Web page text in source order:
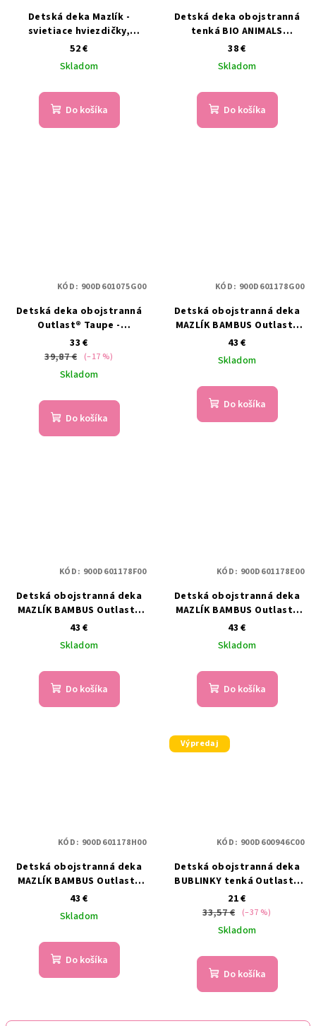
Detská deka Mazlík -
svietiace hviezdičky,
140x200 cm
52 €
Skladom
Do košíka
Detská deka obojstranná
tenká BIO ANIMALS
Outlast® Zvieratká - biela
38 €
Skladom
Do košíka
Detská deka obojstranná
Outlast® Taupe -
bodky/hnedá
33 €
39,87 € (–17 %)
Skladom
Do košíka
KÓD: 900D601075G00
Detská obojstranná deka
MAZLÍK BAMBUS Outlast®
Broskyňová -
púdrovoružová
43 €
Skladom
Do košíka
KÓD: 900D601178G00
Detská obojstranná deka
MAZLÍK BAMBUS Outlast®
Ružová - púdrová
43 €
Skladom
Do košíka
KÓD: 900D601178F00
Detská obojstranná deka
MAZLÍK BAMBUS Outlast®
Mint - sivá, svetlá
43 €
Skladom
Do košíka
KÓD: 900D601178E00
Detská obojstranná deka
MAZLÍK BAMBUS Outlast®
Denim - modrá
43 €
Skladom
Do košíka
KÓD: 900D601178H00
Výpredaj
Detská obojstranná deka
BUBLINKY tenká Outlast®
Tmavomodrá - šedá
21 €
33,57 € (–37 %)
Skladom
Do košíka
KÓD: 900D600946C00